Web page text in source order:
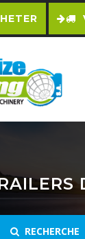
RECHERCHE